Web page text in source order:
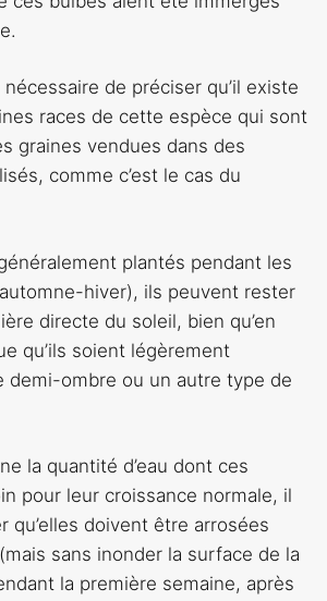
de préciser qu’il existe
races de cette espèce qui sont
graines vendues dans des
comme c’est le cas du
plantés pendant les
hiver), ils peuvent rester
directe du soleil, bien qu’en
qu’ils soient légèrement
demi-ombre ou un autre type de
la quantité d’eau dont ces
pour leur croissance normale, il
qu’elles doivent être arrosées
sans inonder la surface de la
la première semaine, après